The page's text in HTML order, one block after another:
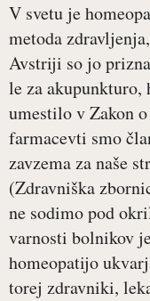
V svetu je
metoda
Avstriji so jo
le za akupunkturo,
umestilo v Zakon
farmacevti smo
zavzema za naše
(Zdravniška
ne sodimo pod
varnosti bolnikov
homeopatijo
torej zdravniki,